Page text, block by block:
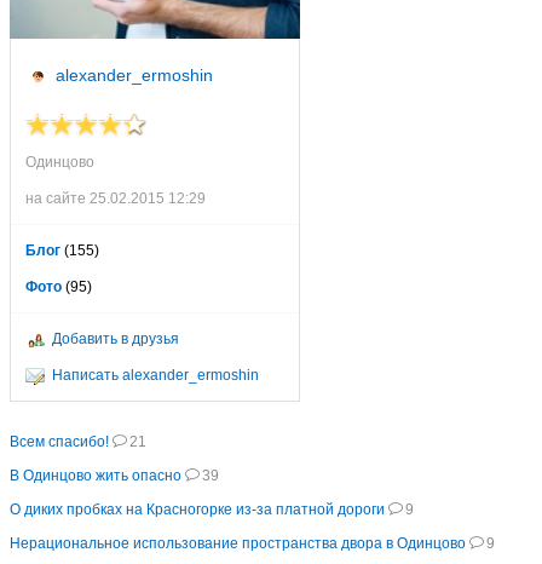
alexander_ermoshin
Одинцово
на сайте 25.02.2015 12:29
Блог (155)
Фото (95)
Добавить в друзья
Написать alexander_ermoshin
Всем спасибо!
21
В Одинцово жить опасно
39
О диких пробках на Красногорке из-за платной дороги
9
Нерациональное использование пространства двора в Одинцово
9